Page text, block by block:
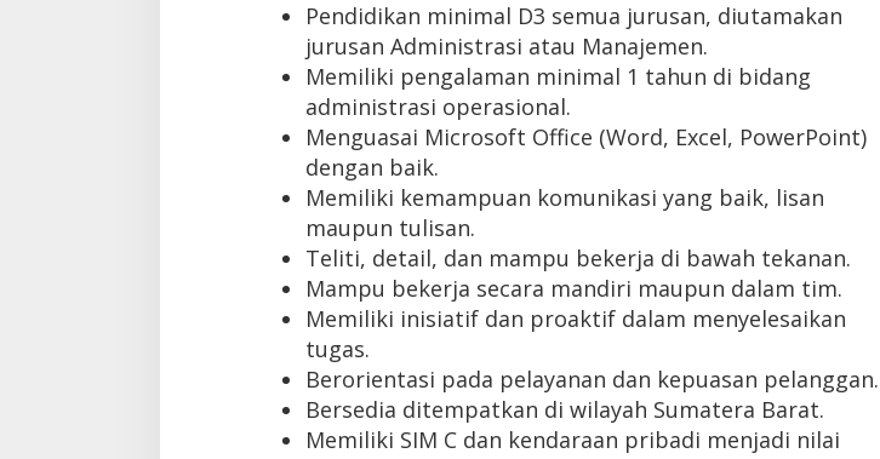
Pendidikan minimal D3 semua jurusan, diutamakan
jurusan Administrasi atau Manajemen.
Memiliki pengalaman minimal 1 tahun di bidang
administrasi operasional.
Menguasai Microsoft Office (Word, Excel, PowerPoint)
dengan baik.
Memiliki kemampuan komunikasi yang baik, lisan
maupun tulisan.
Teliti, detail, dan mampu bekerja di bawah tekanan.
Mampu bekerja secara mandiri maupun dalam tim.
Memiliki inisiatif dan proaktif dalam menyelesaikan
tugas.
Berorientasi pada pelayanan dan kepuasan pelanggan.
Bersedia ditempatkan di wilayah Sumatera Barat.
Memiliki SIM C dan kendaraan pribadi menjadi nilai